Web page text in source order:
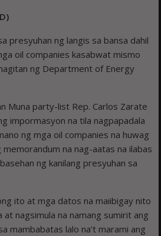
presyuhan ng langis sa bansa dahil
oil companies kasabwat mismo
ng Department of Energy
Muna party-list Rep. Carlos Zarate
impormasyon na tila nagpapadala
ng mga oil companies na huwag
memorandum na nag-aatas na ilabas
ng kanilang presyuhan sa
ito at mga datos na maiibigay nito
at nagsimula na namang sumirit ang
mambabatas lalo na’t marami ang